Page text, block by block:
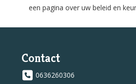
een pagina over uw beleid en
Contact
0636260306